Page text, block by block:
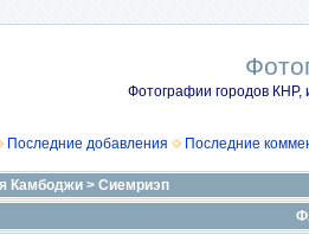
Фотографии городов КНР,
Последние добавления Последние
Камбоджи > Сиемриэп